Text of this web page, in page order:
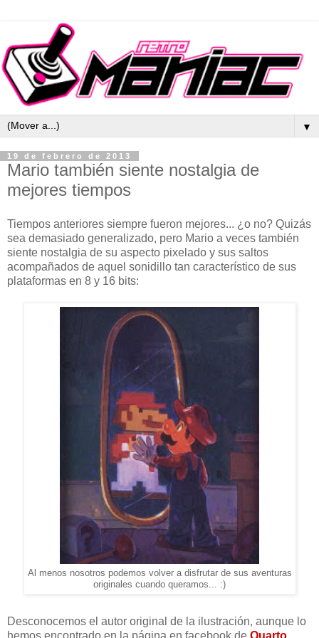
▼
19 de febrero de 2013
Mario también siente nostalgia de
mejores tiempos
Tiempos anteriores siempre fueron mejores... ¿o no? Quizás
sea demasiado generalizado, pero Mario a veces también
siente nostalgia de su aspecto pixelado y sus saltos
acompañados de aquel sonidillo tan característico de sus
plataformas en 8 y 16 bits:
Al menos nosotros podemos volver a disfrutar de sus aventuras
originales cuando queramos... :)
Desconocemos el autor original de la ilustración, aunque lo
hemos encontrado en la página en facebook de Quarto